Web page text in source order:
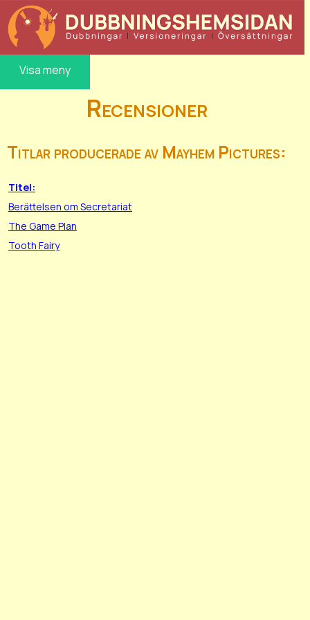
Visa meny
Recensioner
Titlar producerade av Mayhem Pictures:
Titel:
Berättelsen om Secretariat
The Game Plan
Tooth Fairy